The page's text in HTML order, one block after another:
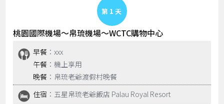
Day 1
桃園國際機場～帛琉機場～WCTC購物中心
早餐 ：xxx
午餐 ：機上享用
晚餐 ：帛琉老爺渡假村晚餐
住宿 ：五星帛琉老爺飯店 Palau Royal Resort